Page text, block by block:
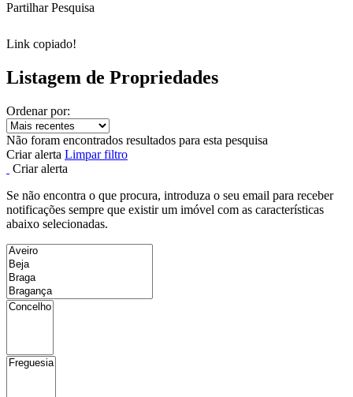
Partilhar Pesquisa
Link copiado!
Listagem de Propriedades
Ordenar por:
Não foram encontrados resultados para esta pesquisa
Criar alerta Limpar filtro
Criar alerta
Se não encontra o que procura, introduza o seu email para receber
notificações sempre que existir um imóvel com as características
abaixo selecionadas.